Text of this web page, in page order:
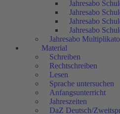
Jahresabo
Jahresabo
Jahresabo
Jahresabo
Jahresabo
Material
Schreiben
Rechtschreiben
Lesen
Sprache untersuchen
Anfangsunterricht
Jahreszeiten
DaZ Deutsch/